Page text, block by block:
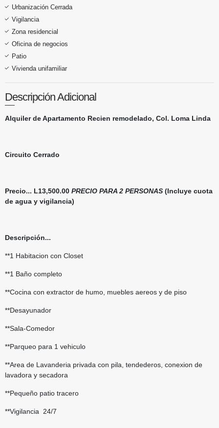
Urbanización Cerrada
Vigilancia
Zona residencial
Oficina de negocios
Patio
Vivienda unifamiliar
Descripción Adicional
Alquiler de Apartamento Recien remodelado, Col. Loma Linda
Circuito Cerrado
Precio... L13,500.00 PRECIO PARA 2 PERSONAS (Incluye cuota
de agua y vigilancia)
Descripción...
**1 Habitacion con Closet
**1 Baño completo
**Cocina con extractor de humo, muebles aereos y de piso
**Desayunador
**Sala-Comedor
**Parqueo para 1 vehiculo
**Area de Lavanderia privada con pila, tendederos, conexion de
lavadora y secadora
**Pequeño patio tracero
**Vigilancia 24/7